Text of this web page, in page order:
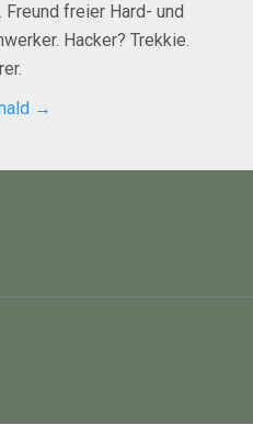
Freund freier Hard- und
Hacker? Trekkie.
→